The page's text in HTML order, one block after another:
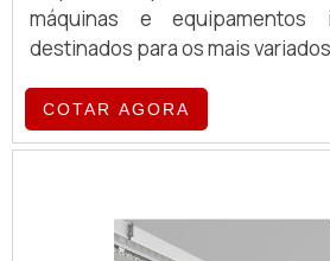
máquinas e equipamentos
destinados para os mais variados
COTAR AGORA